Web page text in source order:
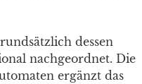
dessen
nachgeordnet. Die
ergänzt das